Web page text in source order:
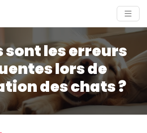
sont les erreurs
lors de
des chats ?